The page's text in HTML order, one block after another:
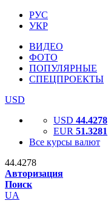
РУС
УКР
ВИДЕО
ФОТО
ПОПУЛЯРНЫЕ
СПЕЦПРОЕКТЫ
USD
USD 44.4278
EUR 51.3281
Все курсы валют
44.4278
Авторизация
Поиск
UA